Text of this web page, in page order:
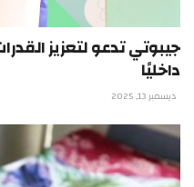
جيبوتي تدعو لتعزيز
داخليًا
ديسمبر 13, 2025